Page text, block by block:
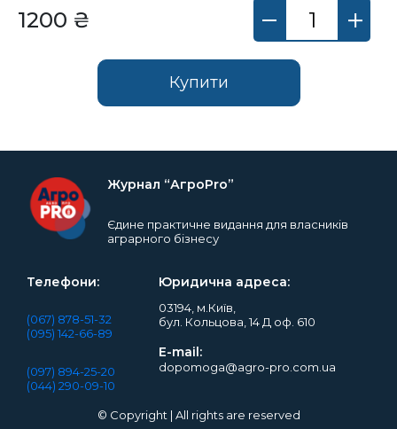
1200 ₴
Купити
Журнал “АгроPro”
Єдине практичне видання для власників
аграрного бізнесу
Юридична адреса:
03194, м.Київ,
бул. Кольцова, 14 Д оф. 610
Телефони:
(067) 878-51-32
(095) 142-66-89
(097) 894-25-20
(044) 290-09-10
E-mail:
dopomoga@agro-pro.com.ua
© Copyright | All rights are reserved